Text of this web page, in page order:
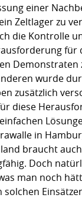
einer
Zeltlager zu
die Kontrolle
wurde
zusätzlich
diese
in
braucht
Doch
man noch